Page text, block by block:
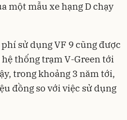
một mẫu xe hạng D chạy
sử dụng VF 9 cũng được
thống trạm V-Green tới
trong khoảng 3 năm tới,
đồng so với việc sử dụng